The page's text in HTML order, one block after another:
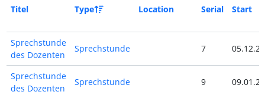
Titel Type Location Serial Start
Sprechstunde
des Dozenten
Sprechstunde 7 05.12.23
Sprechstunde
des Dozenten
Sprechstunde 9 09.01.24